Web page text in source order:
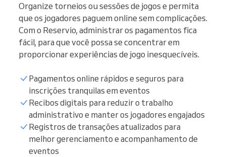
Organize torneios ou sessões de jogos e permita
que os jogadores paguem online sem complicações.
Com o Reservio, administrar os pagamentos fica
fácil, para que você possa se concentrar em
proporcionar experiências de jogo inesquecíveis.
Pagamentos online rápidos e seguros para
inscrições tranquilas em eventos
Recibos digitais para reduzir o trabalho
administrativo e manter os jogadores engajados
Registros de transações atualizados para
melhor gerenciamento e acompanhamento de
eventos